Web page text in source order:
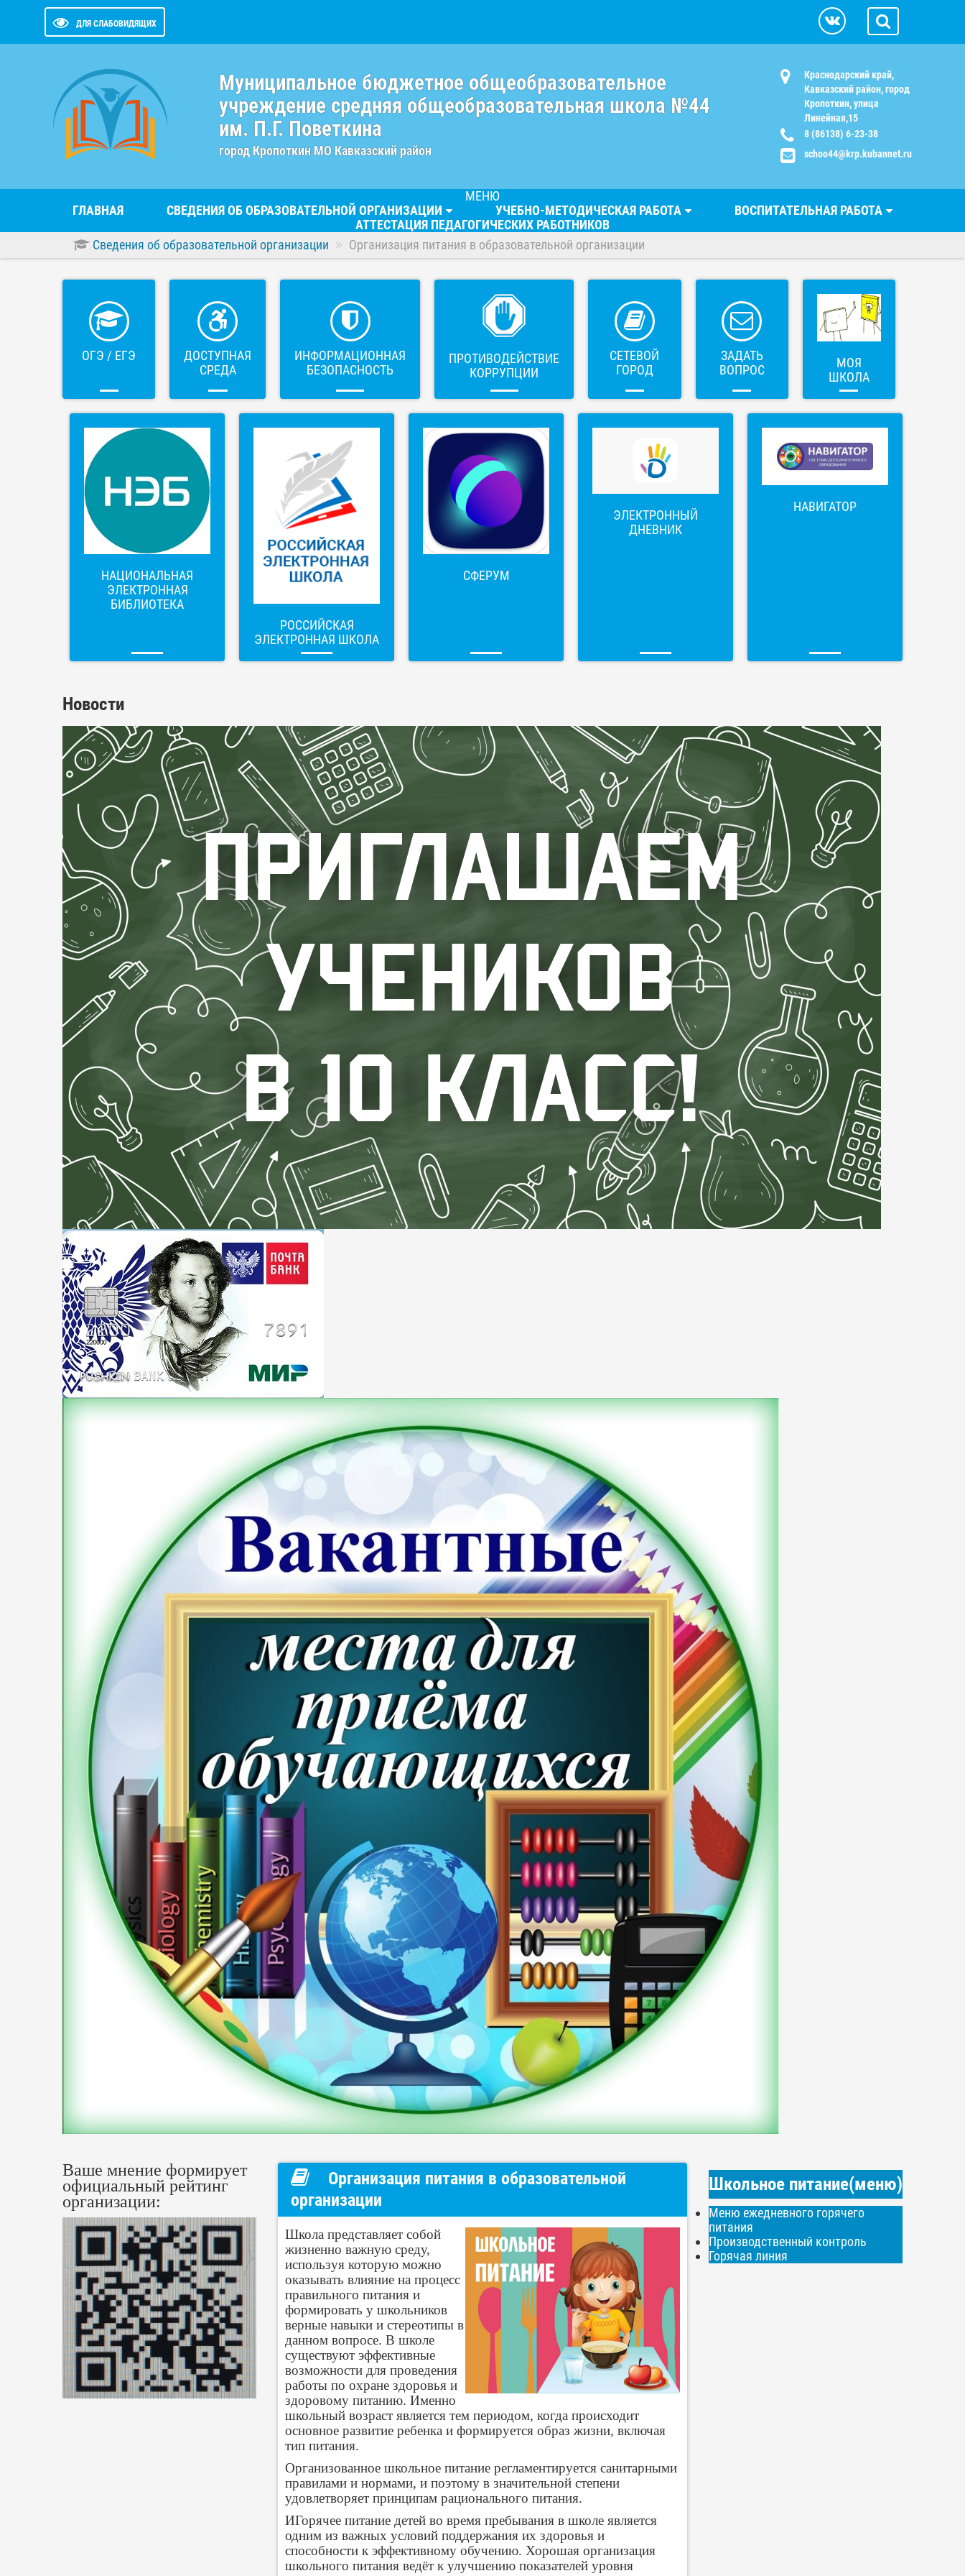
ДЛЯ СЛАБОВИДЯЩИХ
Муниципальное бюджетное общеобразовательное
учреждение средняя общеобразовательная школа №44
им. П.Г. Поветкина
город Кропоткин МО Кавказский район
Краснодарский край,
Кавказский район, город
Кропоткин, улица
Линейная,15
8 (86138) 6-23-38
schoo44@krp.kubannet.ru
МЕНЮ
ГЛАВНАЯ
СВЕДЕНИЯ ОБ ОБРАЗОВАТЕЛЬНОЙ ОРГАНИЗАЦИИ УЧЕБНО-МЕТОДИЧЕСКАЯ РАБОТА
ВОСПИТАТЕЛЬНАЯ РАБОТА
АТТЕСТАЦИЯ ПЕДАГОГИЧЕСКИХ РАБОТНИКОВ
Сведения об образовательной организации
Организация питания в образовательной организации
ОГЭ / ЕГЭ
ДОСТУПНАЯ
СРЕДА
ИНФОРМАЦИОННАЯ
БЕЗОПАСНОСТЬ
ПРОТИВОДЕЙСТВИЕ
КОРРУПЦИИ
СЕТЕВОЙ
ГОРОД
ЗАДАТЬ
ВОПРОС
МОЯ
ШКОЛА
НАЦИОНАЛЬНАЯ
ЭЛЕКТРОННАЯ
БИБЛИОТЕКА
РОССИЙСКАЯ
ЭЛЕКТРОННАЯ ШКОЛА
СФЕРУМ
ЭЛЕКТРОННЫЙ
ДНЕВНИК
НАВИГАТОР
Новости
Ваше мнение формирует
официальный рейтинг
организации:
Организация питания в образовательной
организации
Школа представляет собой
жизненно важную среду,
используя которую можно
оказывать влияние на процесс
правильного питания и
формировать у школьников
верные навыки и стереотипы в
данном вопросе. В школе
существуют эффективные
возможности для проведения
работы по охране здоровья и
здоровому питанию. Именно
школьный возраст является тем периодом, когда происходит
основное развитие ребенка и формируется образ жизни, включая
тип питания.
Организованное школьное питание регламентируется санитарными
правилами и нормами, и поэтому в значительной степени
удовлетворяет принципам рационального питания.
ИГорячее питание детей во время пребывания в школе является
одним из важных условий поддержания их здоровья и
способности к эффективному обучению. Хорошая организация
школьного питания ведёт к улучшению показателей уровня
Школьное питание(меню)
Меню ежедневного горячего
питания
Производственный контроль
Горячая линия